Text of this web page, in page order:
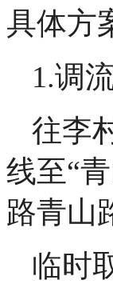
具体方
1.调
往李
线至“
路青山
临时